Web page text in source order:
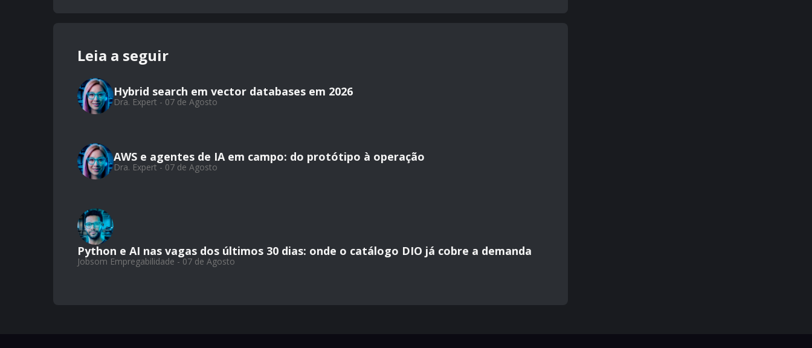
Leia a seguir
Hybrid search em vector databases em 2026
Dra. Expert - 07 de Agosto
AWS e agentes de IA em campo: do protótipo à operação
Dra. Expert - 07 de Agosto
Python e AI nas vagas dos últimos 30 dias: onde o catálogo DIO já cobre a demanda
Jobsom Empregabilidade - 07 de Agosto